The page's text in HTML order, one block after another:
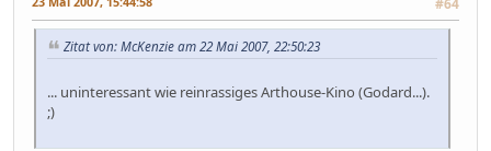
#64
Zitat von: McKenzie am 22 Mai 2007, 22:50:23
... uninteressant wie reinrassiges Arthouse-Kino (Godard...).
;)